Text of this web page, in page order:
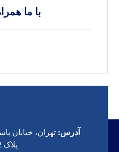
با ما
آدرس: تهران، خیابان
پلاک 12